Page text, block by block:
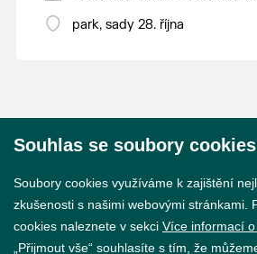
park, sady 28. října
Souhlas se soubory cookies
Soubory cookies využíváme k zajištění
zkušenosti s našimi webovými stránkami.
cookies naleznete v sekci Více informací
„Přijmout vše“ souhlasíte s tím, že